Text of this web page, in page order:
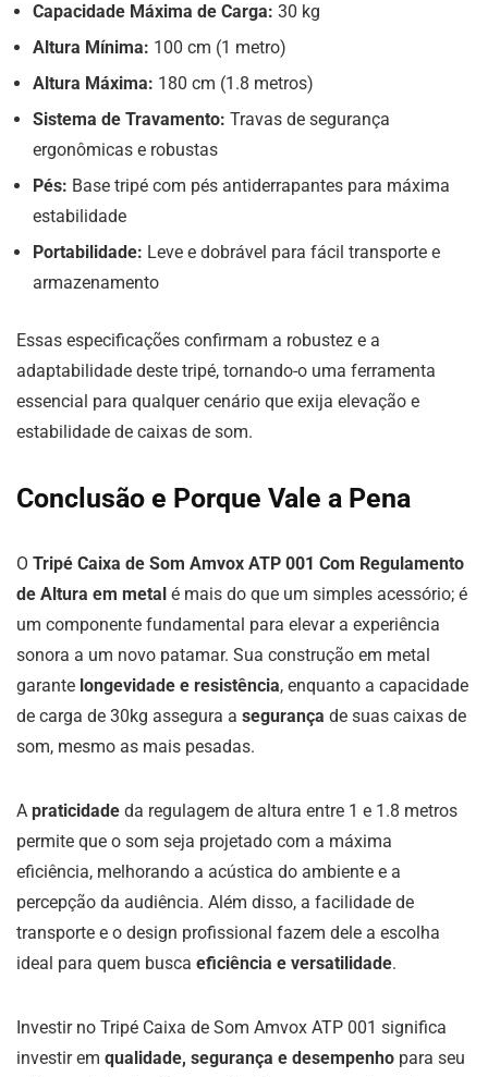
Capacidade Máxima de Carga: 30 kg
Altura Mínima: 100 cm (1 metro)
Altura Máxima: 180 cm (1.8 metros)
Sistema de Travamento: Travas de segurança
ergonômicas e robustas
Pés: Base tripé com pés antiderrapantes para máxima
estabilidade
Portabilidade: Leve e dobrável para fácil transporte e
armazenamento
Essas especificações confirmam a robustez e a
adaptabilidade deste tripé, tornando-o uma ferramenta
essencial para qualquer cenário que exija elevação e
estabilidade de caixas de som.
Conclusão e Porque Vale a Pena
O Tripé Caixa de Som Amvox ATP 001 Com Regulamento
de Altura em metal é mais do que um simples acessório; é
um componente fundamental para elevar a experiência
sonora a um novo patamar. Sua construção em metal
garante longevidade e resistência, enquanto a capacidade
de carga de 30kg assegura a segurança de suas caixas de
som, mesmo as mais pesadas.
A praticidade da regulagem de altura entre 1 e 1.8 metros
permite que o som seja projetado com a máxima
eficiência, melhorando a acústica do ambiente e a
percepção da audiência. Além disso, a facilidade de
transporte e o design profissional fazem dele a escolha
ideal para quem busca eficiência e versatilidade.
Investir no Tripé Caixa de Som Amvox ATP 001 significa
investir em qualidade, segurança e desempenho para seu